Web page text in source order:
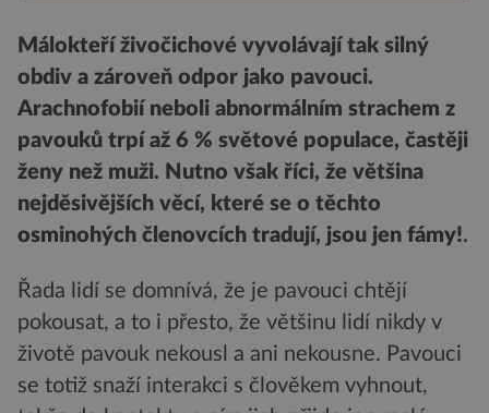
Málokteří živočichové vyvolávají tak silný
obdiv a zároveň odpor jako pavouci.
Arachnofobií neboli abnormálním strachem z
pavouků trpí až 6 % světové populace, častěji
ženy než muži. Nutno však říci, že většina
nejděsivějších věcí, které se o těchto
osminohých členovcích tradují, jsou jen fámy!.
Řada lidí se domnívá, že je pavouci chtějí
pokousat, a to i přesto, že většinu lidí nikdy v
životě pavouk nekousl a ani nekousne. Pavouci
se totiž snaží interakci s člověkem vyhnout,